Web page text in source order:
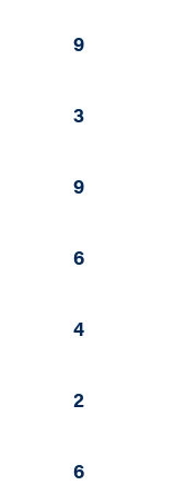
9
3
9
6
4
2
6